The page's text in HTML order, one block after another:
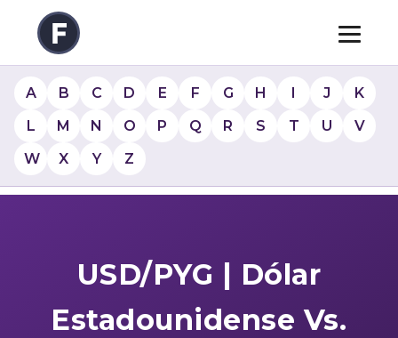
A B C D E F G H I J
K
L
M N O P Q R S T U
V
W
X Y Z
USD/PYG | Dólar
Estadounidense Vs.